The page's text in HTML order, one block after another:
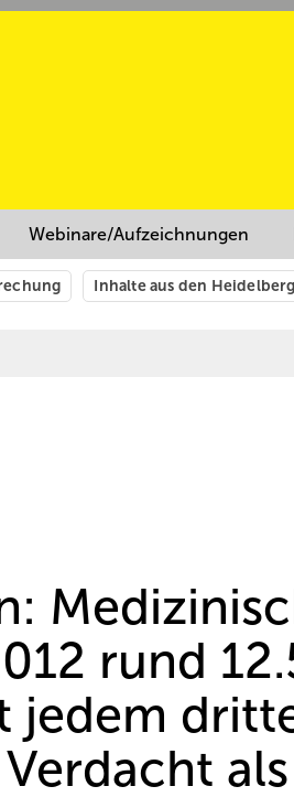
Webinare/Aufzeichnungen
Inhalte aus den
rund
jedem
als